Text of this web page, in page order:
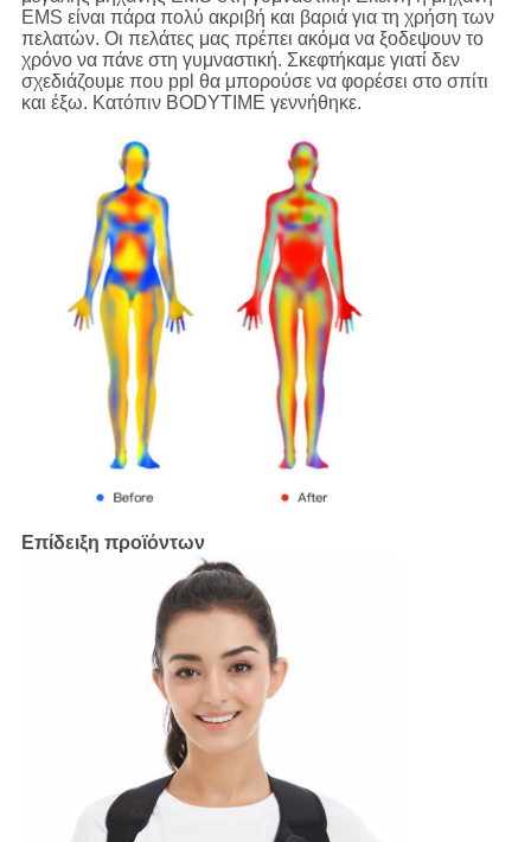
EMS είναι πάρα πολύ ακριβή και βαριά για τη χρήση των
πελατών. Οι πελάτες μας πρέπει ακόμα να ξοδεψουν το
χρόνο να πάνε στη γυμναστική. Σκεφτήκαμε γιατί δεν
σχεδιάζουμε που ppl θα μπορούσε να φορέσει στο σπίτι
και έξω. Κατόπιν BODYTIME γεννήθηκε.
Επίδειξη προϊόντων